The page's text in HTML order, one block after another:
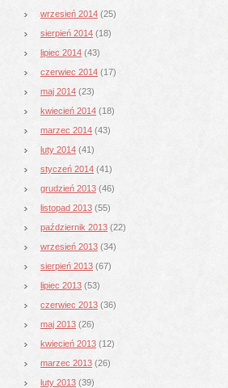
wrzesień 2014 (25)
sierpień 2014 (18)
lipiec 2014 (43)
czerwiec 2014 (17)
maj 2014 (23)
kwiecień 2014 (18)
marzec 2014 (43)
luty 2014 (41)
styczeń 2014 (41)
grudzień 2013 (46)
listopad 2013 (55)
październik 2013 (22)
wrzesień 2013 (34)
sierpień 2013 (67)
lipiec 2013 (53)
czerwiec 2013 (36)
maj 2013 (26)
kwiecień 2013 (12)
marzec 2013 (26)
luty 2013 (39)